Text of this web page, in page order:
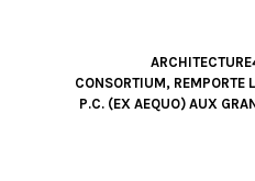
CONSORTIUM,
P.C. (EX AEQUO) AUX